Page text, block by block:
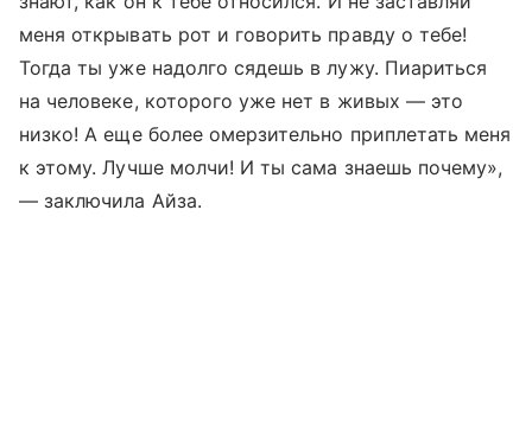
меня открывать рот и говорить правду о тебе!
Тогда ты уже надолго сядешь в лужу. Пиариться
на человеке, которого уже нет в живых — это
низко! А еще более омерзительно приплетать меня
к этому. Лучше молчи! И ты сама знаешь почему»,
— заключила Айза.